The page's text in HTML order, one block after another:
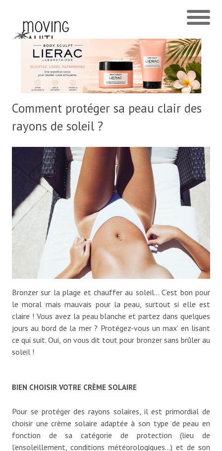
Comment protéger sa peau clair des
rayons de soleil ?
Bronzer sur la plage et chauffer au soleil… C’est bon pour
le moral mais mauvais pour la peau, surtout si elle est
claire ! Vous avez la peau blanche et partez dans quelques
jours au bord de la mer ? Protégez-vous un max’ en lisant
ce qui suit. Oui, on vous dit tout pour bronzer sans brûler au
soleil !
BIEN CHOISIR VOTRE CRÈME SOLAIRE
Pour se protéger des rayons solaires, il est primordial de
choisir une crème solaire adaptée à son type de peau en
fonction de sa catégorie de protection (lieu de
l’ensoleillement, conditions météorologiques…) et de son